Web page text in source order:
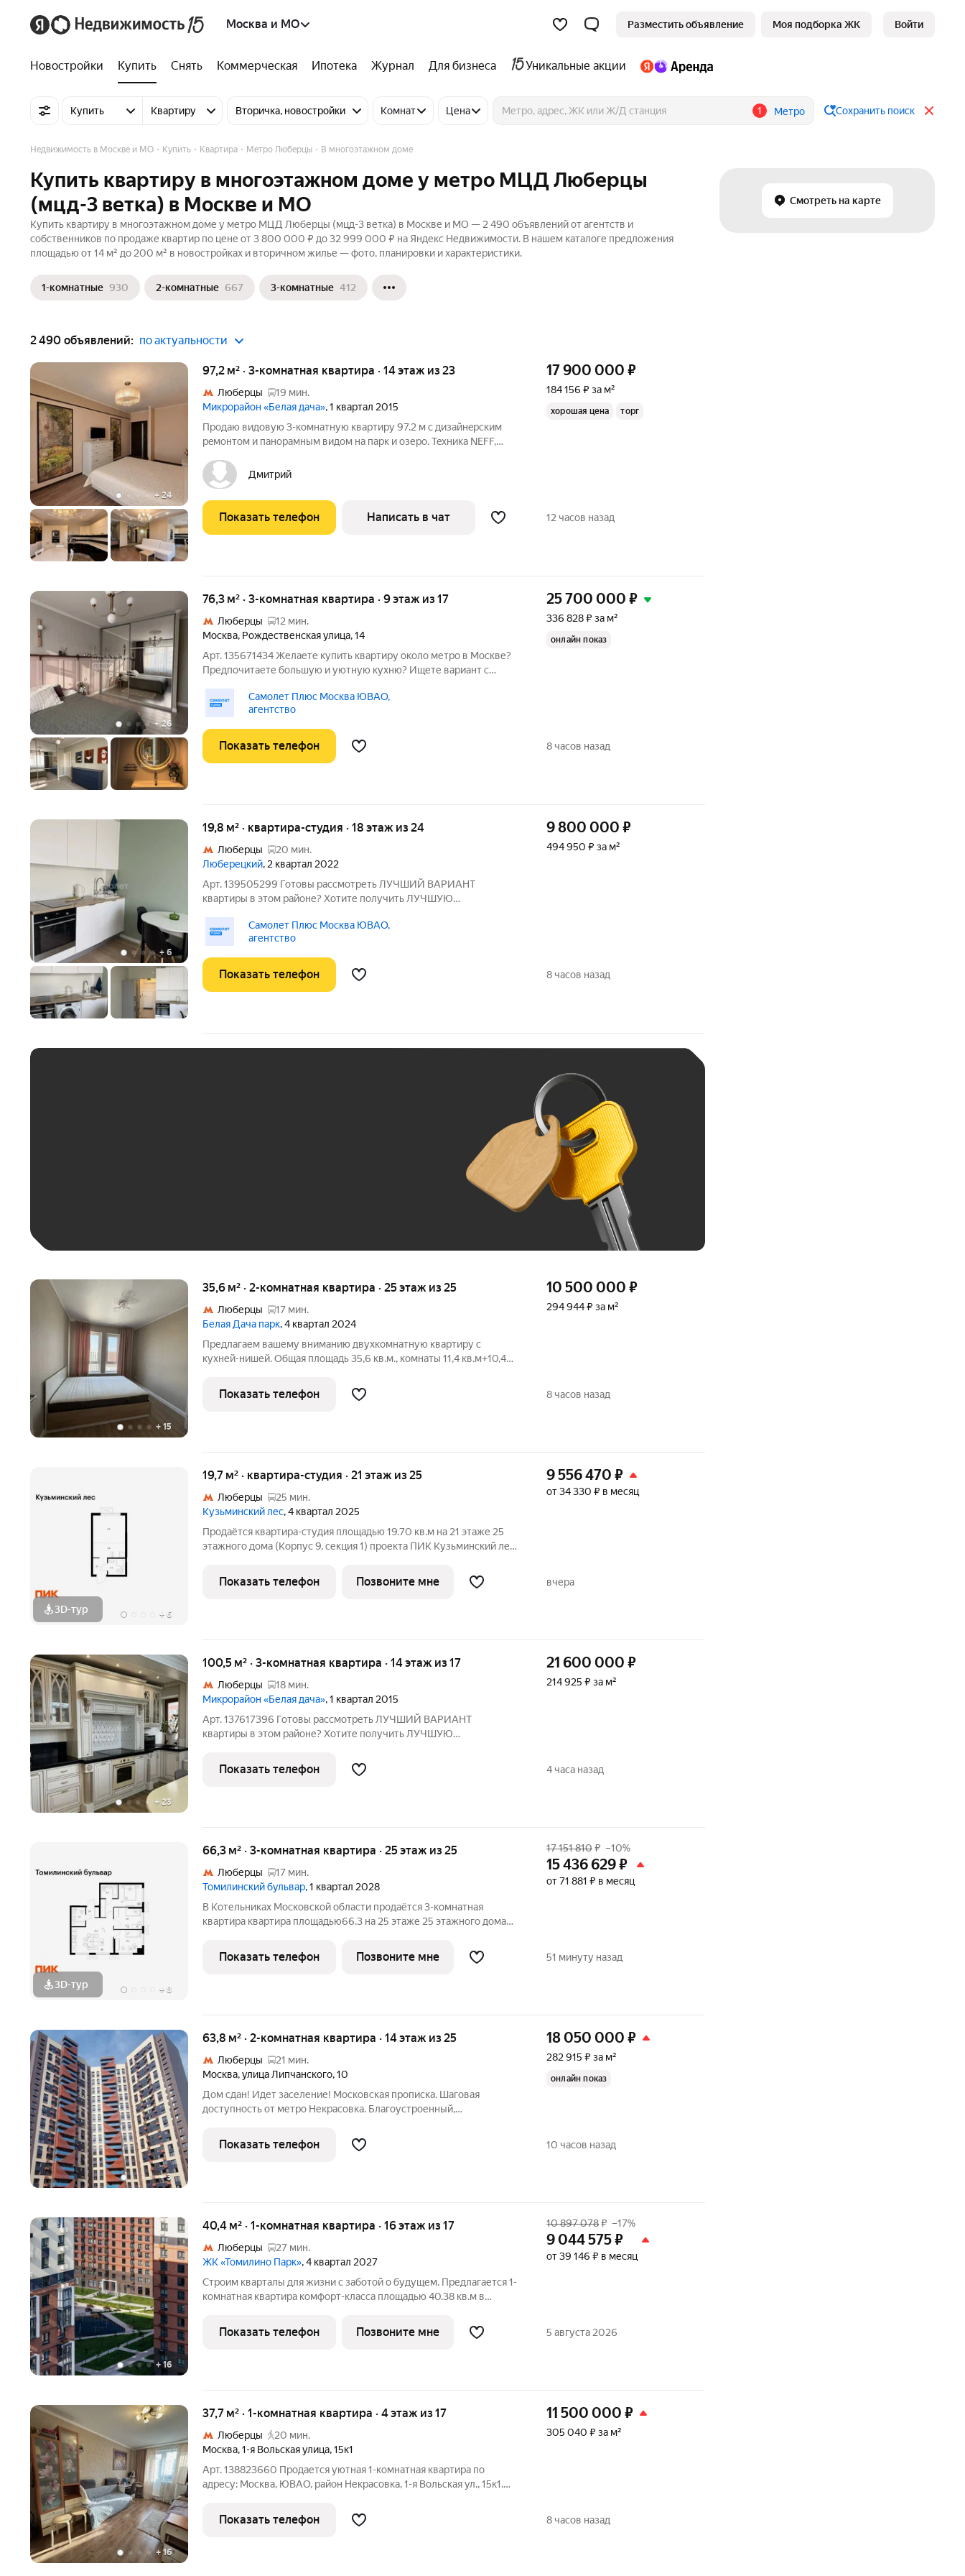
Москва и МО Разместить объявление Моя подборка ЖК Войти
Новостройки Купить Снять Коммерческая Ипотека Журнал Для бизнеса Уникальные акции
Купить Квартиру Вторичка, новостройки Комнат Цена 1 Метро Сохранить поиск
Смотреть на карте
Недвижимость в Москве и МО Купить Квартира Метро Люберцы В многоэтажном доме
Купить квартиру в многоэтажном доме у метро МЦД Люберцы
(мцд-3 ветка) в Москве и МО
Купить квартиру в многоэтажном доме у метро МЦД Люберцы (мцд-3 ветка) в Москве и МО — 2 490 объявлений от агентств и
собственников по продаже квартир по цене от 3 800 000 ₽ до 32 999 000 ₽ на Яндекс Недвижимости. В нашем каталоге предложения
площадью от 14 м² до 200 м² в новостройках и вторичном жилье — фото, планировки и характеристики.
1-комнатные 930 2-комнатные 667 3-комнатные 412
2 490 объявлений: по актуальности
+24
97,2 м² · 3-комнатная квартира · 14 этаж из 23
Люберцы
19 мин.
Микрорайон «Белая дача», 1 квартал 2015
Продаю видoвую 3-комнатную кваpтиру 97.2 м с дизайнepским
peмонтом и пaнopaмным видoм на парк и озеpо. Teхникa NEFF,
инфpacтpуктуpoй pядом шкoлы, cады, TЦ «Mегa Бeлaя Дaчa» и
Дмитрий
17 900 000 ₽
184 156 ₽ за м²
хорошая цена торг
Показать телефон Написать в чат 12 часов назад
+26
76,3 м² · 3-комнатная квартира · 9 этаж из 17
Люберцы
12 мин.
Москва, Рождественская улица,14
Арт. 135671434 Желаете купить квартиру около метро в Москве?
Предпочитаете большую и уютную кухню? Ищете вариант с
уже через несколько дней! О КВАРТИРЕ:Солнечная
тpеxкомнaтная квартиpа c
Самолет Плюс Москва ЮВАО,
агентство
25 700 000 ₽
336 828 ₽ за м²
онлайн показ
Показать телефон 8 часов назад
+ 6
19,8 м² · квартира-студия · 18 этаж из 24
Люберцы
20 мин.
Люберецкий, 2 квартал 2022
Арт. 139505299 Готовы рассмотреть ЛУЧШИЙ ВАРИАНТ
квартиры в этом районе? Хотите получить ЛУЧШУЮ
ГАРАНТИЕЙ БЕЗОПАСНОСТИ? Тогда эта КВАРТИРА ДЛЯ ВАС!
Однокомнатная квартира, расположенная по адресу:
Самолет Плюс Москва ЮВАО,
агентство
9 800 000 ₽
494 950 ₽ за м²
Показать телефон 8 часов назад
+ 15
35,6 м² · 2-комнатная квартира · 25 этаж из 25
Люберцы
17 мин.
Белая Дача парк, 4 квартал 2024
Предлагаем вашему вниманию двухкомнатную квартиру с
кухней-нишей. Общая площадь 35,6 кв.м., комнаты 11,4 кв.м+10,4
идеальном состоянии («заезжай и живи»), после получения
ключей никто не
10 500 000 ₽
294 944 ₽ за м²
Показать телефон 8 часов назад
3D-тур + 6
19,7 м² · квартира-студия · 21 этаж из 25
Люберцы
25 мин.
Кузьминский лес, 4 квартал 2025
Продаётся квартира-студия площадью 19.70 кв.м на 21 этаже 25
этажного дома (Корпус 9, секция 1) проекта ПИК Кузьминский лес.
планировка, большие окна, с отделкой. Жилой квартал
«Кузьминский
9 556 470 ₽
от 34 330 ₽ в месяц
Показать телефон Позвоните мне вчера
+ 23
100,5 м² · 3-комнатная квартира · 14 этаж из 17
Люберцы
18 мин.
Микрорайон «Белая дача», 1 квартал 2015
Арт. 137617396 Готовы рассмотреть ЛУЧШИЙ ВАРИАНТ
квартиры в этом районе? Хотите получить ЛУЧШУЮ
ГАРАНТИЕЙ БЕЗОПАСНОСТИ? Тогда эта КВАРТИРА ДЛЯ ВАС!
21 600 000 ₽
214 925 ₽ за м²
Показать телефон 4 часа назад
3D-тур + 8
66,3 м² · 3-комнатная квартира · 25 этаж из 25
Люберцы
17 мин.
Томилинский бульвар, 1 квартал 2028
В Котельниках Московской области продаётся 3-комнатная
квартира квартира площадью66.3 на 25 этаже 25 этажного дома
Удобное расположение 20 минут пешком до станции метро
«Котельники» и 10
17 151 810₽ –10%
15 436 629₽
от 71 881 ₽ в месяц
Показать телефон Позвоните мне 51 минуту назад
+3
63,8 м² · 2-комнатная квартира · 14 этаж из 25
Люберцы
21 мин.
Москва,улица Липчанского,10
Дом сдан! Идет заселение! Московская прописка. Шаговая
доступность от метро Некрасовка. Благоустроенный,
детских и спортивных площадок. Новые действующие школа,
детские сады, поликлиника. Возле
18 050 000 ₽
282 915 ₽ за м²
онлайн показ
Показать телефон 10 часов назад
+16
40,4 м² · 1-комнатная квартира · 16 этаж из 17
Люберцы
27 мин.
ЖК «Томилино Парк», 4 квартал 2027
Строим кварталы для жизни с заботой о будущем. Предлагается 1-
комнатная квартира комфорт-класса площадью 40.38 кв.м в
"Томилино Парк".Квартира комплекса на выбор: может быть как с
10 897 078₽ –17%
9 044 575₽
от 39 146 ₽ в месяц
Показать телефон Позвоните мне 5 августа 2026
+16
37,7 м² · 1-комнатная квартира · 4 этаж из 17
Люберцы
20 мин.
Москва,1-я Вольская улица,15к1
Арт. 138823660 Продается уютная 1-комнатная квартира по
адресу: Москва, ЮВАО, район Некрасовка, 1-я Вольская ул., 15к1.
этаже 17-этажного дома 2008 года постройки. В доме
пассажирский и
11 500 000 ₽
305 040 ₽ за м²
Показать телефон 8 часов назад